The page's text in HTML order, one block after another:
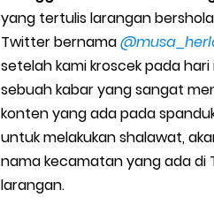
Cara Mudah Melihat Nomor
7 Cara Mudah Top Up Grab
5 Versi Map Paling Gacor
Penyebab dan Cara
Cara Menghitung
yang tertulis larangan
Twitter bernama
setelah kami kroscek pada
sebuah kabar yang sangat
konten yang ada pada
untuk melakukan shalawat,
nama kecamatan yang ada
larangan.